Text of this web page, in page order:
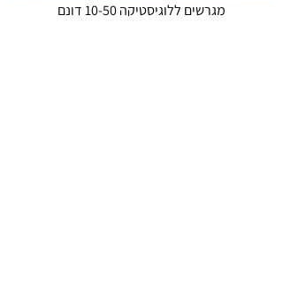
מגרשים ללוגיסטיקה 10-50 דונם